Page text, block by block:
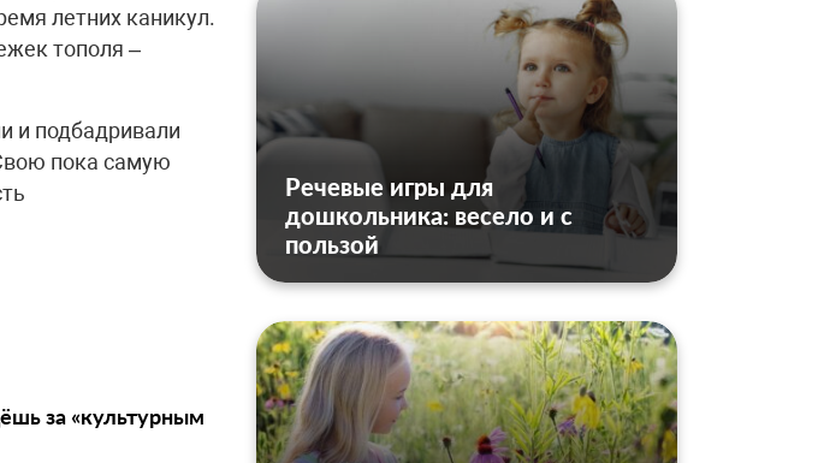
летних каникул.
тополя –
и подбадривали
пока самую
за «культурным
Речевые игры для
дошкольника: весело и с
пользой